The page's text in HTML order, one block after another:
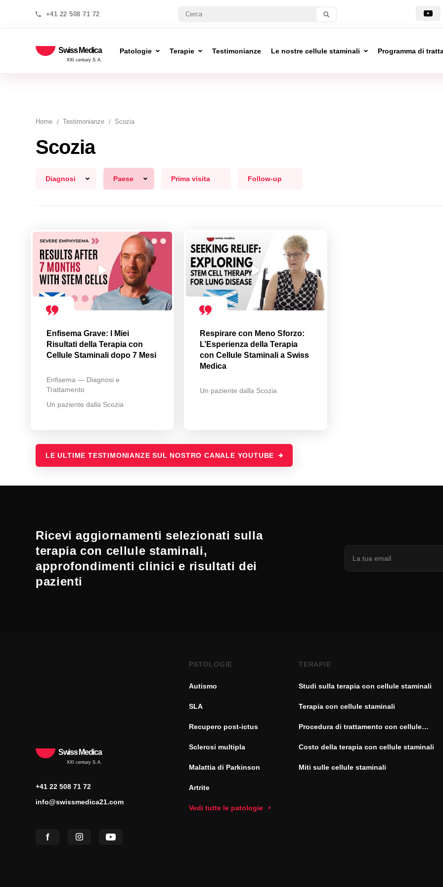
+41 22 508 71 72
Swiss Medica
XXI century S.A.
Patologie Terapie Testimonianze Le nostre cellule staminali Programma di
Home Testimonianze Scozia
Scozia
Diagnosi Paese Prima visita Follow-up
Enfisema Grave: I Miei
Risultati della Terapia con
Cellule Staminali dopo 7 Mesi
Enfisema — Diagnosi e
Trattamento
Un paziente dalla Scozia
Respirare con Meno Sforzo:
L’Esperienza della Terapia
con Cellule Staminali a Swiss
Medica
Un paziente dalla Scozia
LE ULTIME TESTIMONIANZE SUL NOSTRO CANALE YOUTUBE
Ricevi aggiornamenti selezionati sulla
terapia con cellule staminali,
approfondimenti clinici e risultati dei
pazienti
Swiss Medica
XXI century S.A.
+41 22 508 71 72
info@swissmedica21.com
PATOLOGIE
Autismo
SLA
Recupero post-ictus
Sclerosi multipla
Malattia di Parkinson
Artrite
Vedi tutte le patologie
TERAPIE
Studi sulla terapia con cellule staminali
Terapia con cellule staminali
Procedura di trattamento con cellule
Costo della terapia con cellule staminali
Miti sulle cellule staminali